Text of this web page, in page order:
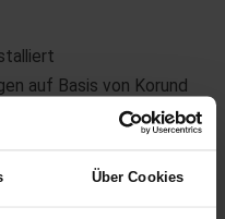
Über Cookies
auf Basis von Korund
Mit Chromadditiven
bis
der verwendeten
Auskleidungen für